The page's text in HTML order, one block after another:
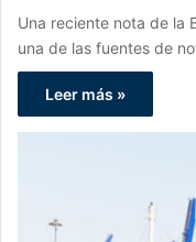
Una reciente nota de la
una de las fuentes de
Leer más »